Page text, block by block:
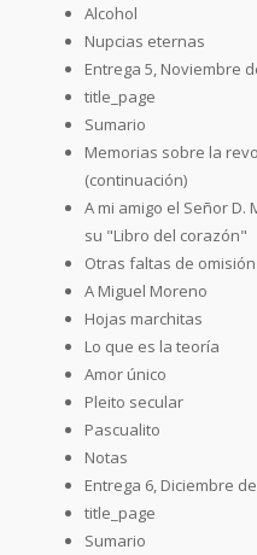
Alcohol
Nupcias eternas
Entrega 5, Noviembre
title_page
Sumario
Memorias sobre la
(continuación)
A mi amigo el Señor
su "Libro del corazón"
Otras faltas de omisión
A Miguel Moreno
Hojas marchitas
Lo que es la teoría
Amor único
Pleito secular
Pascualito
Notas
Entrega 6, Diciembre
title_page
Sumario